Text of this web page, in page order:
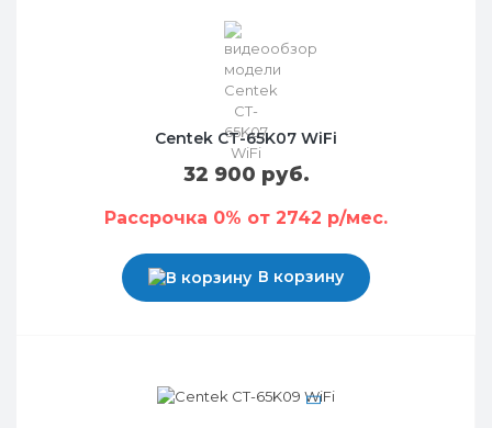
Centek CT-65K07 WiFi
32 900 руб.
Рассрочка 0% от 2742 р/мес.
В корзину